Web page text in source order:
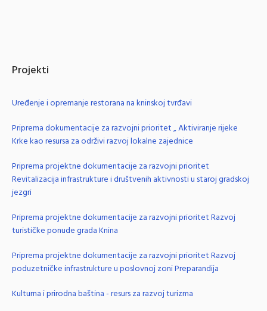
Projekti
Uređenje i opremanje restorana na kninskoj tvrđavi
Priprema dokumentacije za razvojni prioritet „ Aktiviranje rijeke
Krke kao resursa za održivi razvoj lokalne zajednice
Priprema projektne dokumentacije za razvojni prioritet
Revitalizacija infrastrukture i društvenih aktivnosti u staroj gradskoj
jezgri
Priprema projektne dokumentacije za razvojni prioritet Razvoj
turističke ponude grada Knina
Priprema projektne dokumentacije za razvojni prioritet Razvoj
poduzetničke infrastrukture u poslovnoj zoni Preparandija
Kulturna i prirodna baština - resurs za razvoj turizma